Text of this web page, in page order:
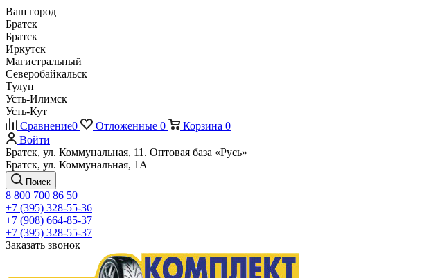
Ваш город
Братск
Братск
Иркутск
Магистральный
Северобайкальск
Тулун
Усть-Илимск
Усть-Кут
Сравнение0 Отложенные 0 Корзина 0
Войти
Братск, ул. Коммунальная, 11. Оптовая база «Русь»
Братск, ул. Коммунальная, 1А
Поиск
8 800 700 86 50
+7 (395) 328-55-36
+7 (908) 664-85-37
+7 (395) 328-55-37
Заказать звонок